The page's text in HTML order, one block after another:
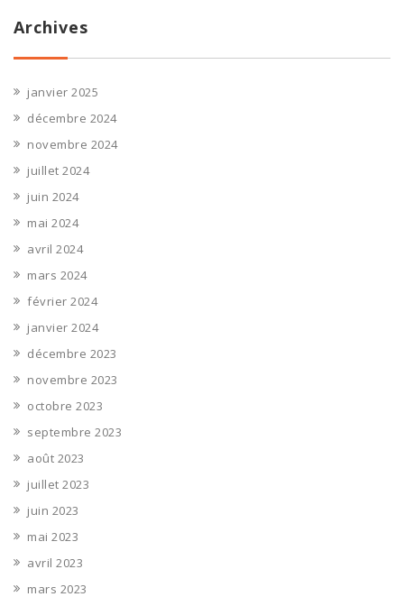
Archives
janvier 2025
décembre 2024
novembre 2024
juillet 2024
juin 2024
mai 2024
avril 2024
mars 2024
février 2024
janvier 2024
décembre 2023
novembre 2023
octobre 2023
septembre 2023
août 2023
juillet 2023
juin 2023
mai 2023
avril 2023
mars 2023